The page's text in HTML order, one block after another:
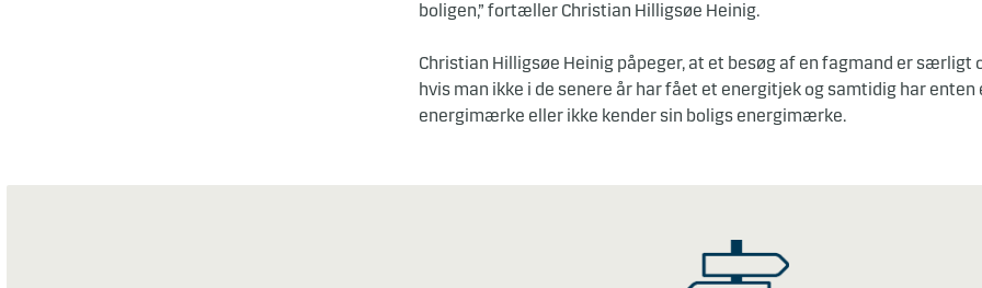
boligen,” fortæller Christian Hilligsøe Heinig.
Christian Hilligsøe Heinig påpeger, at et besøg af en fagmand er særligt
hvis man ikke i de senere år har fået et energitjek og samtidig har enten
energimærke eller ikke kender sin boligs energimærke.